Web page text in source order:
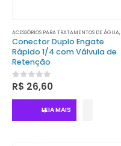
ACESSÓRIOS PARA TRATAMENTOS DE ÁGUA,
Conector Duplo Engate
Rápido 1/4 com Válvula de
Retenção
0out of 5
R$ 26,60
LEIA MAIS